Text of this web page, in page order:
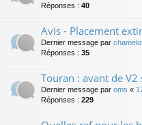
Réponses : 40
Avis - Placement
Dernier message par
Réponses : 35
Touran : avant de V2
Dernier message par oms «
Réponses : 229